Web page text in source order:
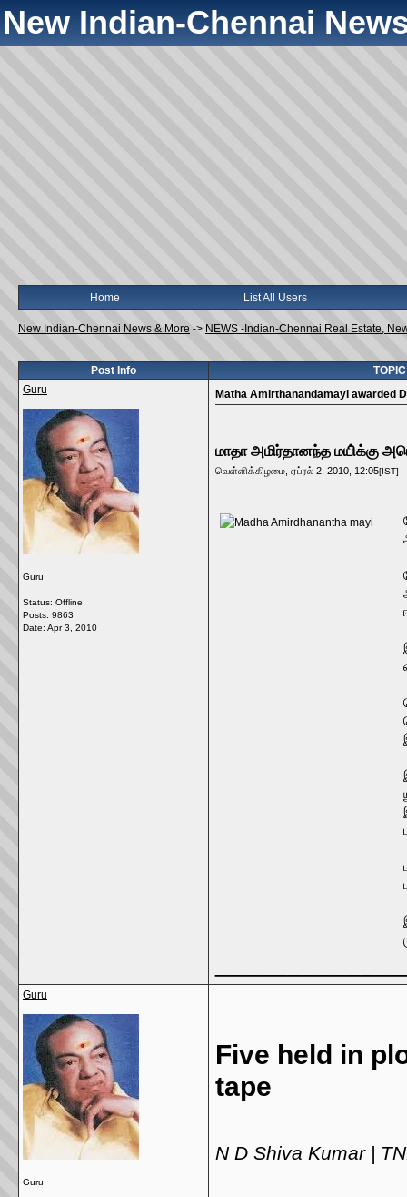
New Indian-Chennai
Home List All Users
New Indian-Chennai News & More -> NEWS -Indian-Chennai Real Estate,
Post Info
Guru
Guru
Status: Offline
Posts: 9863
Date: Apr 3, 2010
Matha Amirthanandamayi awarded
மாதா அமிர்தானந்த மயி்க்கு
வெள்ளிக்கிழமை, ஏப்ரல் 2, 2010, 12:05[IST]
Guru
Guru
Five held in
tape
N D Shiva Kumar |